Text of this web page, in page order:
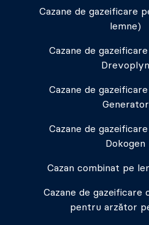
Cazane de gazeificare
lemne)
Cazane de
Drevoplyn
Cazane de
Generator
Cazane de
Dokogen
Cazan combinat pe
Cazane de gazeificare
pentru arzător